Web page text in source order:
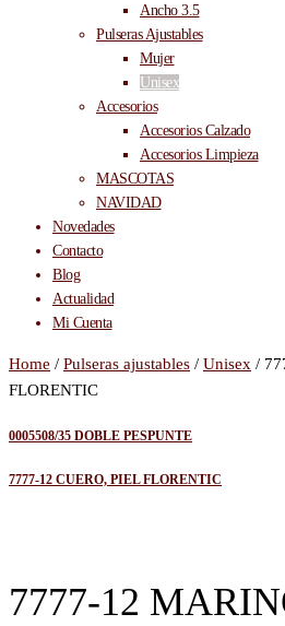
Ancho 3.5
Pulseras Ajustables
Mujer
Unisex
Accesorios
Accesorios Calzado
Accesorios Limpieza
MASCOTAS
NAVIDAD
Novedades
Contacto
Blog
Actualidad
Mi Cuenta
Home / Pulseras ajustables / Unisex /
FLORENTIC
0005508/35 DOBLE PESPUNTE
7777-12 CUERO, PIEL FLORENTIC
7777-12